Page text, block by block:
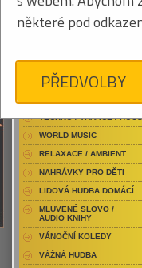
RAP / HIP HOP DOMÁCÍ
RAP / HIP HOP
DVD / HUDBA
PUNK / HARDCORE
TECHNO / TRANCE /
WORLD MUSIC
RELAXACE / AMBIENT
NAHRÁVKY PRO DĚTI
LIDOVÁ HUDBA DOMÁCÍ
MLUVENÉ SLOVO /
AUDIO KNIHY
VÁNOČNÍ KOLEDY
VÁŽNÁ HUDBA
některé pod
PŘEDVOLBY